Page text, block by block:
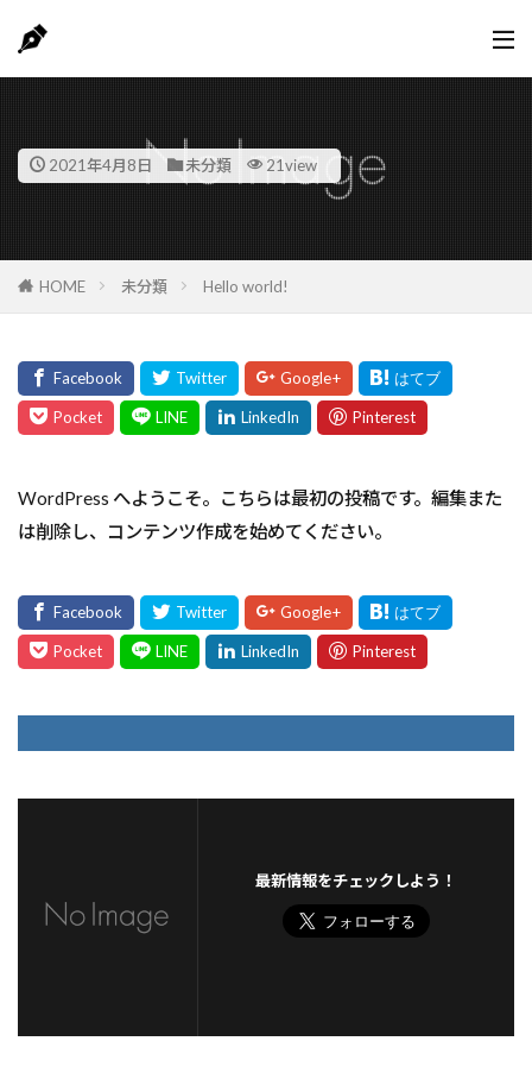
2021年4月8日 未分類 21view
HOME 未分類 Hello world!
WordPress へようこそ。こちらは最初の投稿です。編集また
は削除し、コンテンツ作成を始めてください。
最新情報をチェックしよう！